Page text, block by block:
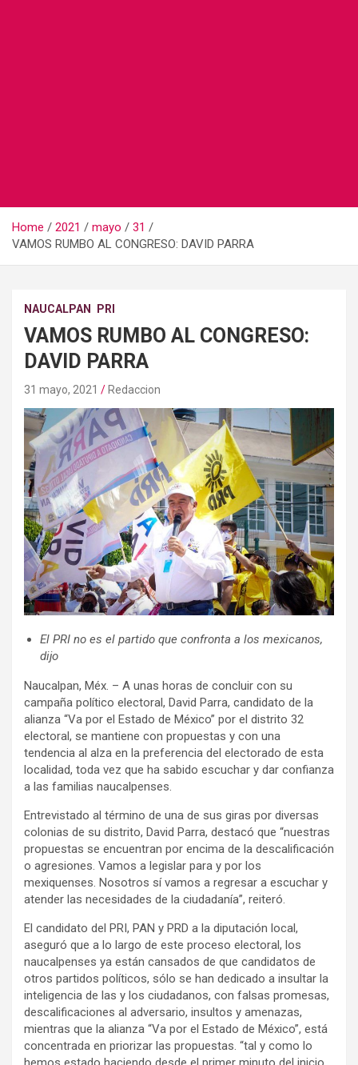
Home 2021 mayo
31
VAMOS RUMBO AL CONGRESO: DAVID PARRA
NAUCALPAN PRI
VAMOS RUMBO AL CONGRESO:
DAVID PARRA
31 mayo, 2021 Redaccion
El PRI no es el partido que confronta a los mexicanos,
dijo
Naucalpan, Méx. – A unas horas de concluir con su
campaña político electoral, David Parra, candidato de la
alianza “Va por el Estado de México” por el distrito 32
electoral, se mantiene con propuestas y con una
tendencia al alza en la preferencia del electorado de esta
localidad, toda vez que ha sabido escuchar y dar confianza
a las familias naucalpenses.
Entrevistado al término de una de sus giras por diversas
colonias de su distrito, David Parra, destacó que “nuestras
propuestas se encuentran por encima de la descalificación
o agresiones. Vamos a legislar para y por los
mexiquenses. Nosotros sí vamos a regresar a escuchar y
atender las necesidades de la ciudadanía”, reiteró.
El candidato del PRI, PAN y PRD a la diputación local,
aseguró que a lo largo de este proceso electoral, los
naucalpenses ya están cansados de que candidatos de
otros partidos políticos, sólo se han dedicado a insultar la
inteligencia de las y los ciudadanos, con falsas promesas,
descalificaciones al adversario, insultos y amenazas,
mientras que la alianza “Va por el Estado de México”, está
concentrada en priorizar las propuestas. “tal y como lo